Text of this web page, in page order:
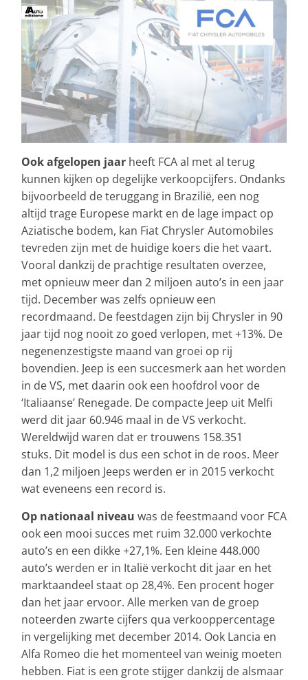
Ook afgelopen jaar heeft FCA al met al terug
kunnen kijken op degelijke verkoopcijfers. Ondanks
bijvoorbeeld de teruggang in Brazilië, een nog
altijd trage Europese markt en de lage impact op
Aziatische bodem, kan Fiat Chrysler Automobiles
tevreden zijn met de huidige koers die het vaart.
Vooral dankzij de prachtige resultaten overzee,
met opnieuw meer dan 2 miljoen auto’s in een jaar
tijd. December was zelfs opnieuw een
recordmaand. De feestdagen zijn bij Chrysler in 90
jaar tijd nog nooit zo goed verlopen, met +13%. De
negenenzestigste maand van groei op rij
bovendien. Jeep is een succesmerk aan het worden
in de VS, met daarin ook een hoofdrol voor de
‘Italiaanse’ Renegade. De compacte Jeep uit Melfi
werd dit jaar 60.946 maal in de VS verkocht.
Wereldwijd waren dat er trouwens 158.351
stuks. Dit model is dus een schot in de roos. Meer
dan 1,2 miljoen Jeeps werden er in 2015 verkocht
wat eveneens een record is.
Op nationaal niveau was de feestmaand voor FCA
ook een mooi succes met ruim 32.000 verkochte
auto’s en een dikke +27,1%. Een kleine 448.000
auto’s werden er in Italië verkocht dit jaar en het
marktaandeel staat op 28,4%. Een procent hoger
dan het jaar ervoor. Alle merken van de groep
noteerden zwarte cijfers qua verkooppercentage
in vergelijking met december 2014. Ook Lancia en
Alfa Romeo die het momenteel van weinig moeten
hebben. Fiat is een grote stijger dankzij de alsmaar